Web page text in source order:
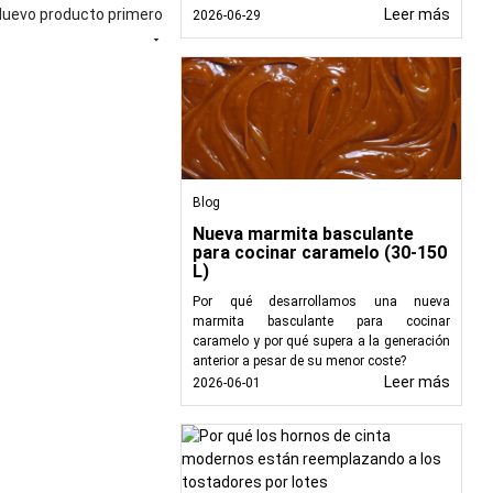
brindan velocidad,
Al automatizar el
de botella en la
producto primero

2026-06-29
Leer más
Blog
Nueva marmita basculante
para cocinar caramelo (30-150
L)
Por qué desarrollamos una nueva
marmita basculante para cocinar
caramelo y por qué supera a la generación
anterior a pesar de su menor coste?
2026-06-01
Leer más